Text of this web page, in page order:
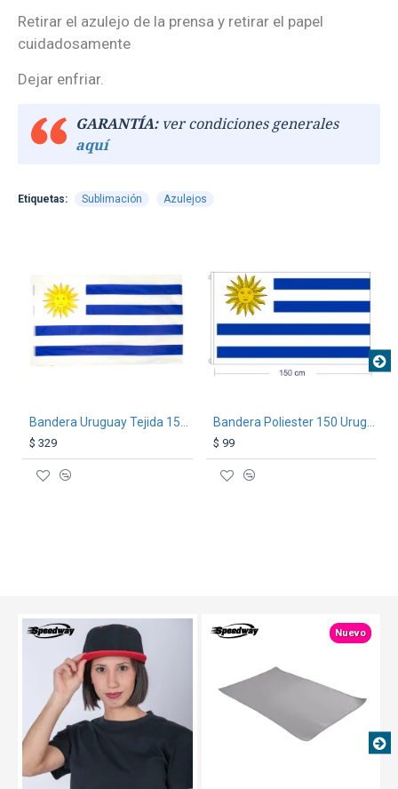
Retirar el azulejo de la prensa y retirar el papel
cuidadosamente
Dejar enfriar.
GARANTÍA:ver condiciones generales
aquí
Etiquetas: Sublimación Azulejos
$ 329 $ 99
TEXTTRANSPARENTE Nuevo
TEXTTRANSPARENTE